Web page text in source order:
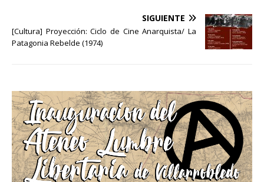
SIGUIENTE
[Cultura] Proyección: Ciclo de Cine Anarquista/ La
Patagonia Rebelde (1974)